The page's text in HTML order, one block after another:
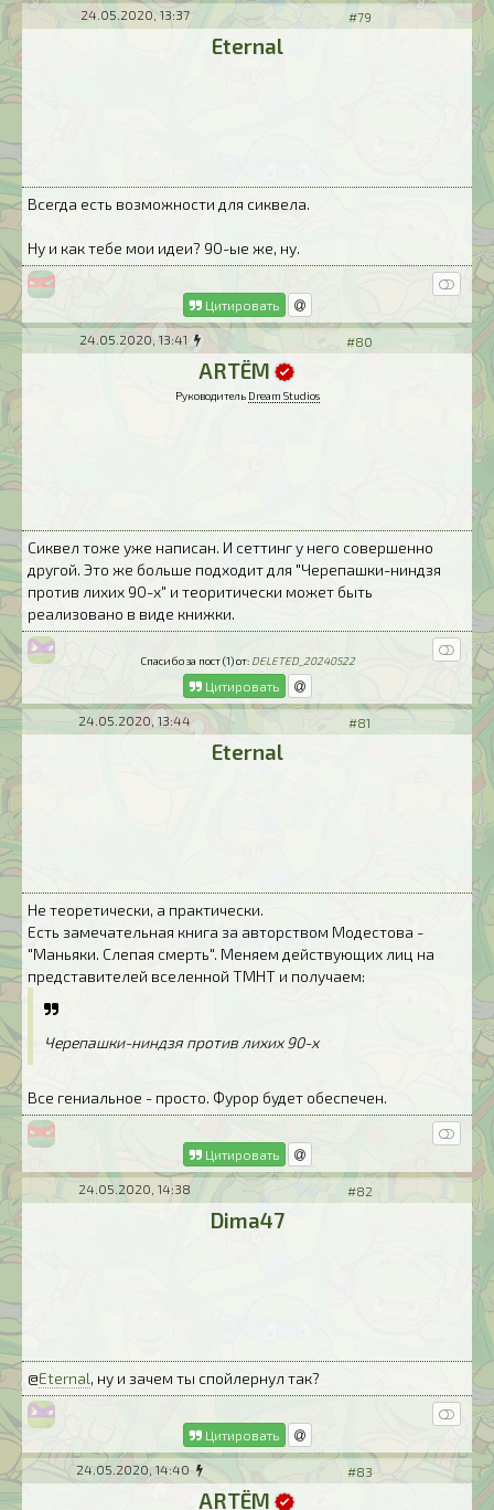
24.05.2020, 13:37 #79
Eternal
Всегда есть возможности для сиквела.
Ну и как тебе мои идеи? 90-ые же, ну.
Цитировать
24.05.2020, 13:41 #80
ARTЁM
Руководитель Dream Studios
Сиквел тоже уже написан. И сеттинг у него совершенно
другой. Это же больше подходит для "Черепашки-ниндзя
против лихих 90-х" и теоритически может быть
реализовано в виде книжки.
Спасибо за пост (1) от: DELETED_20240522
Цитировать
24.05.2020, 13:44 #81
Eternal
Не теоретически, а практически.
Есть замечательная книга за авторством Модестова -
"Маньяки. Слепая смерть". Меняем действующих лиц на
представителей вселенной ТМНТ и получаем:
Черепашки-ниндзя против лихих 90-х
Все гениальное - просто. Фурор будет обеспечен.
Цитировать
24.05.2020, 14:38 #82
Dima47
@Eternal, ну и зачем ты спойлернул так?
Цитировать
24.05.2020, 14:40 #83
ARTЁM